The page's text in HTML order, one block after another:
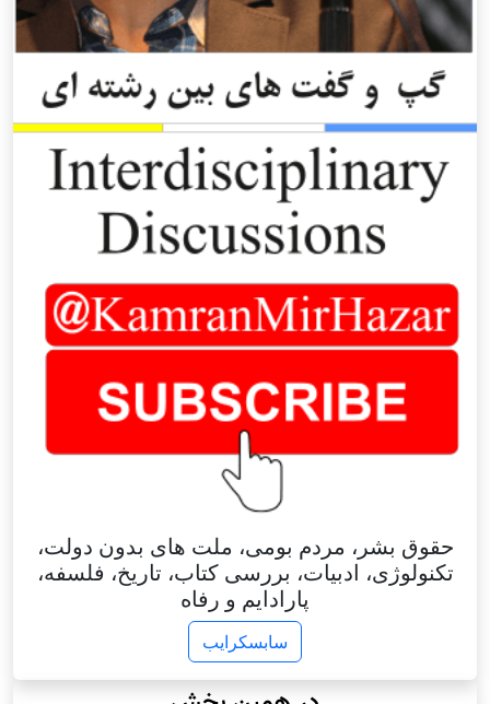
حقوق بشر، مردم بومی، ملت های بدون دولت،
تکنولوژی، ادبیات، بررسی کتاب، تاریخ، فلسفه،
پارادایم و رفاه
سابسکرایب